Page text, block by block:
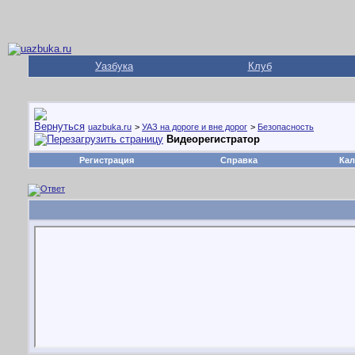
Уазбука Клуб
uazbuka.ru > УАЗ на дороге и вне дорог > Безопасность
Видеорегистратор
Регистрация Справка